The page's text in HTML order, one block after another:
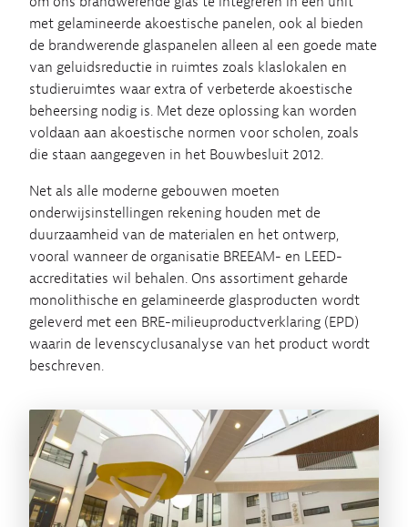
met gelamineerde akoestische panelen, ook al bieden
de brandwerende glaspanelen alleen al een goede mate
van geluidsreductie in ruimtes zoals klaslokalen en
studieruimtes waar extra of verbeterde akoestische
beheersing nodig is. Met deze oplossing kan worden
voldaan aan akoestische normen voor scholen, zoals
die staan aangegeven in het Bouwbesluit 2012.
Net als alle moderne gebouwen moeten
onderwijsinstellingen rekening houden met de
duurzaamheid van de materialen en het ontwerp,
vooral wanneer de organisatie BREEAM- en LEED-
accreditaties wil behalen. Ons assortiment geharde
monolithische en gelamineerde glasproducten wordt
geleverd met een BRE-milieuproductverklaring (EPD)
waarin de levenscyclusanalyse van het product wordt
beschreven.